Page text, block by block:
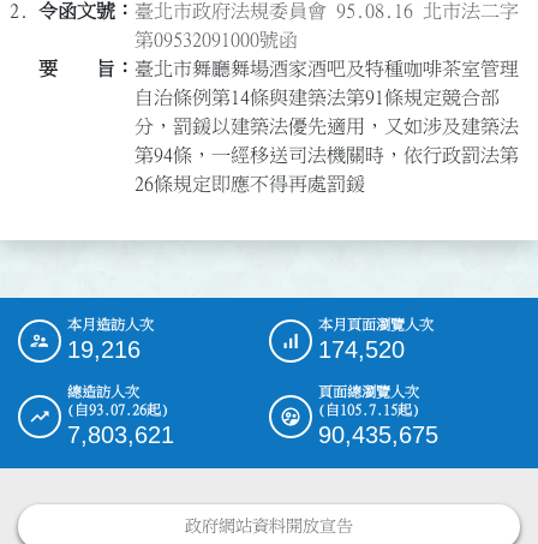
2.
臺北市政府法規委員會 95.08.16 北市法二字
第09532091000號函
臺北市舞廳舞場酒家酒吧及特種咖啡茶室管理
自治條例第14條與建築法第91條規定競合部
分，罰鍰以建築法優先適用，又如涉及建築法
第94條，一經移送司法機關時，依行政罰法第
26條規定即應不得再處罰鍰
::: 本月造訪人次
19,216
本月頁面瀏覽人次
174,520
總造訪人次
(自93.07.26起)
7,803,621
頁面總瀏覽人次
(自105.7.15起)
90,435,675
政府網站資料開放宣告